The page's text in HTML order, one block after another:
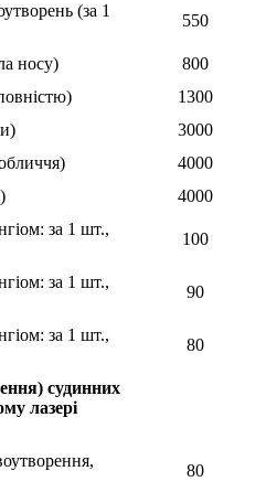
(за 1
550
носу)
800
1300
3000
4000
4000
за 1 шт.,
100
за 1 шт.,
90
за 1 шт.,
80
судинних
лазері
80